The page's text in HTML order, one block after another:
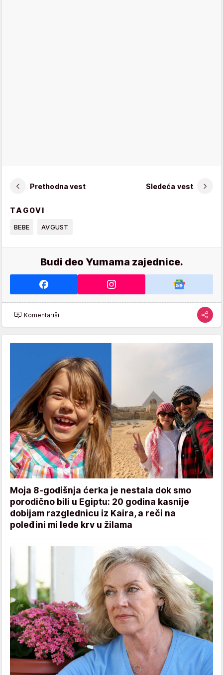
Prethodna vest Sledeća vest
TAGOVI
BEBE AVGUST
Budi deo Yumama zajednice.
Komentariši
Moja 8-godišnja ćerka je nestala dok smo
porodično bili u Egiptu: 20 godina kasnije
dobijam razglednicu iz Kaira, a reči na
poleđini mi lede krv u žilama